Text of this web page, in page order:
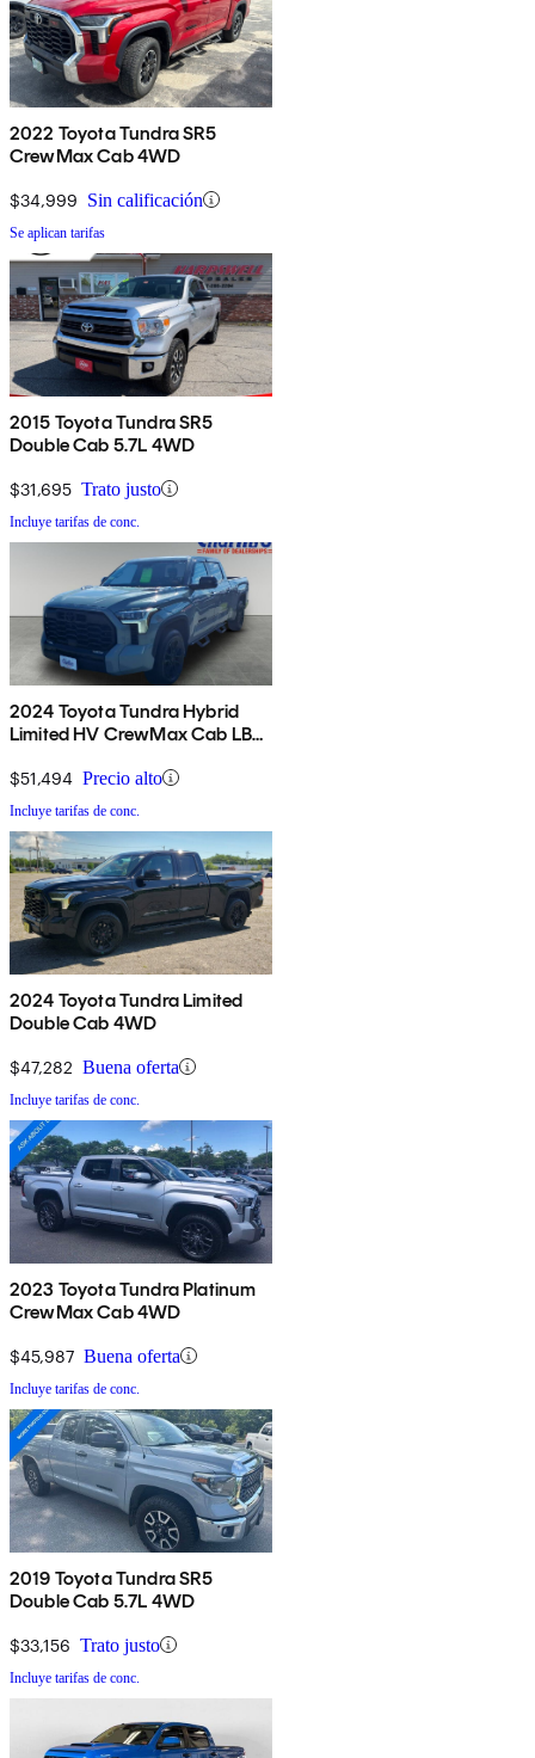
2022 Toyota Tundra SR5
CrewMax Cab 4WD
$34,999 Sin calificación
Se aplican tarifas
2015 Toyota Tundra SR5
Double Cab 5.7L 4WD
$31,695 Trato justo
Incluye tarifas de conc.
2024 Toyota Tundra Hybrid
Limited HV CrewMax Cab LB
$51,494 Precio alto
Incluye tarifas de conc.
2024 Toyota Tundra Limited
Double Cab 4WD
$47,282 Buena oferta
Incluye tarifas de conc.
2023 Toyota Tundra Platinum
CrewMax Cab 4WD
$45,987 Buena oferta
Incluye tarifas de conc.
2019 Toyota Tundra SR5
Double Cab 5.7L 4WD
$33,156 Trato justo
Incluye tarifas de conc.